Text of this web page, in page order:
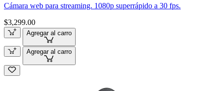
Cámara web para streaming. 1080p superrápido a 30 fps.
$3,299.00
Agregar al carro
Agregar al carro